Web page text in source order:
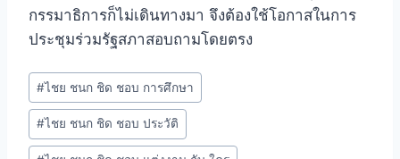
กรรมาธิการก็ไม่เดินทางมา จึงต้องใช้โอกาสในการ
ประชุมร่วมรัฐสภาสอบถามโดยตรง
#ไชย ชนก ชิด ชอบ การศึกษา
#ไชย ชนก ชิด ชอบ ประวัติ